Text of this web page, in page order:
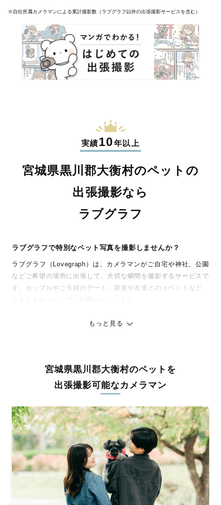
※自社所属カメラマンによる累計撮影数（ラブグラフ以外の出張撮影サービスを含む）
実績10年以上
宮城県黒川郡大衡村のペットの
出張撮影なら
ラブグラフ
ラブグラフで特別なペット写真を撮影しませんか？
ラブグラフ（Lovegraph）は、カメラマンがご自宅や神社、公園
などご希望の場所に出張して、大切な瞬間を撮影するサービスで
す。カップルやご夫婦のデート、家族や友達とのイベントなど、
ありのままの空気感を大切に、何十年経っても見返したくなるよ
料金は全国どこでも一律。わかりやすく安心の価格設定です。オ
リジナルの研修と厳正な審査に合格し、撮影技術やホスピタリテ
ィを身につけたプロのカメラマンが全国47都道府県に在籍してい
験をお届けします。
丁寧なレタッチで思い出を美しく仕上げます
撮影後は、独自の編集技術で写真の明るさや色合いを丁寧に調
整。自然な雰囲気を残しつつも、おしゃれで洗練された仕上がり
に。きっと「こんな写真を撮ってほしかった！」と思える一枚に
出会えます。まずは、ラブグラフの
撮影事例 をご覧ください。
もっと見る
宮城県黒川郡大衡村のペットを
出張撮影可能なカメラマン